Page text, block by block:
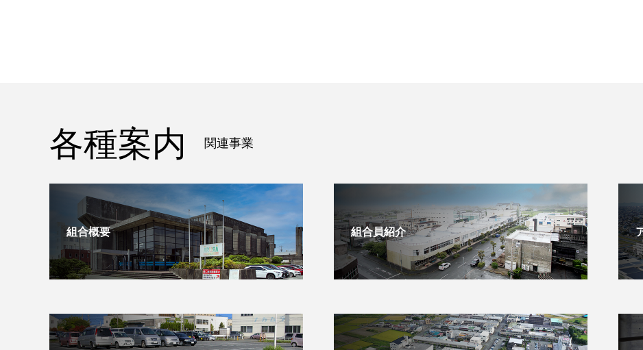
各種案内 関連事業
組合概要 組合員紹介